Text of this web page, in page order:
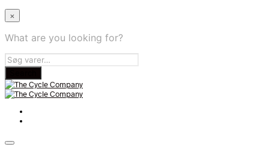
×
What are you looking for?